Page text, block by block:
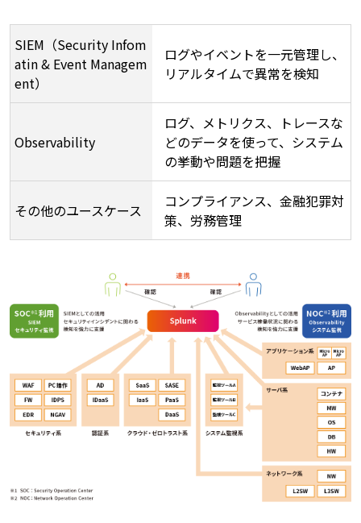
SIEM（Security Infom
atin & Event Managem
ent）​
ログやイベントを一元管理し、
リアルタイムで異常を検知
Observability
ログ、メトリクス、トレースな
どのデータを使って、システム
の挙動や問題を把握​
その他のユースケース
コンプライアンス、金融犯罪対
策、労務管理